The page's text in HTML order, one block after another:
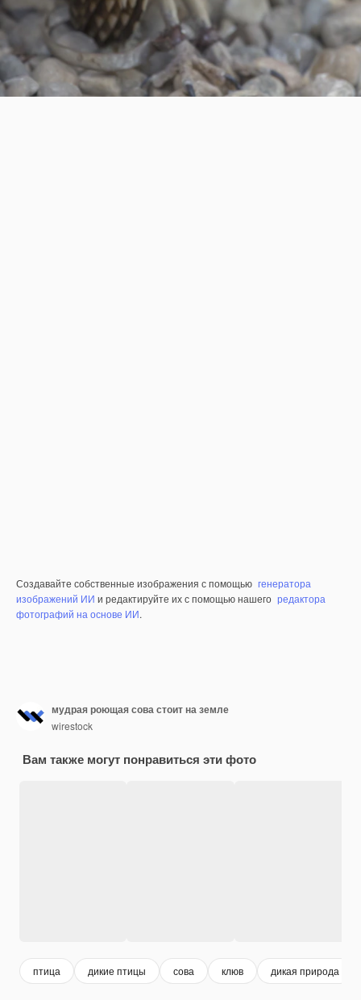
Создавайте собственные изображения с помощью генератора
изображений ИИ и редактируйте их с помощью нашего редактора
фотографий на основе ИИ.
мудрая роющая сова стоит на земле
wirestock
Вам также могут понравиться эти фото
птица дикие птицы сова клюв дикая природа